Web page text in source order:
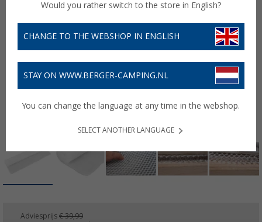
Adviesprijs € 39,99
Would you rather switch to the store in English?
CHANGE TO THE WEBSHOP IN ENGLISH
STAY ON WWW.BERGER-CAMPING.NL
You can change the language at any time in the webshop.
SELECT ANOTHER LANGUAGE